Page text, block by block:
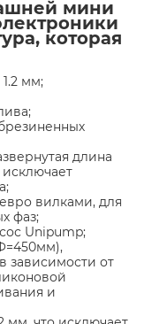
мини
которая
мм;
длина
исключает
вилками, для
фаз;
Unipump;
зависимости от
и